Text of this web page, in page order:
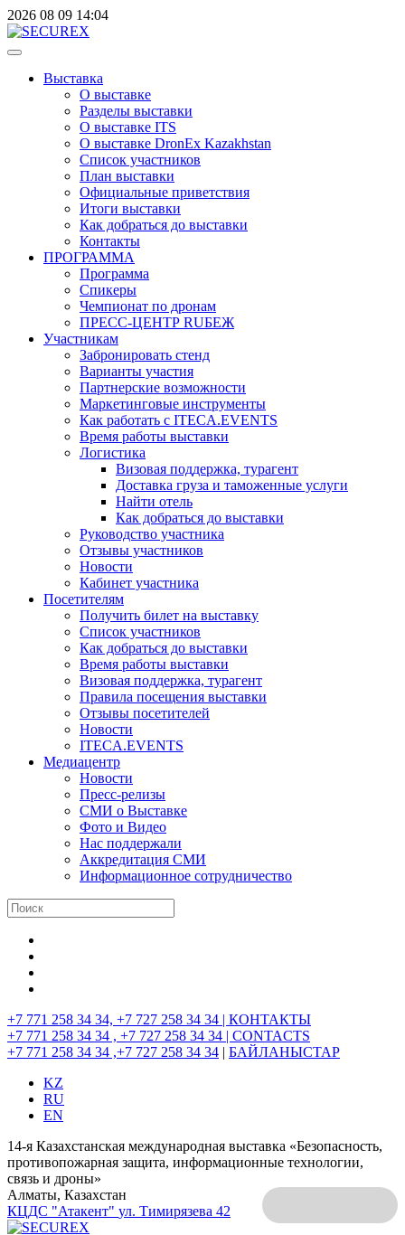
2026 08 09 14:04
Выставка
О выставке
Разделы выставки
О выставке ITS
О выставке DronEx Kazakhstan
Список участников
План выставки
Официальные приветствия
Итоги выставки
Как добраться до выставки
Контакты
ПРОГРАММА
Программа
Спикеры
Чемпионат по дронам
ПРЕСС-ЦЕНТР RUБЕЖ
Участникам
Забронировать стенд
Варианты участия
Партнерские возможности
Маркетинговые инструменты
Как работать с ITECA.EVENTS
Время работы выставки
Логистика
Визовая поддержка, турагент
Доставка груза и таможенные услуги
Найти отель
Как добраться до выставки
Руководство участника
Отзывы участников
Новости
Кабинет участника
Посетителям
Получить билет на выставку
Список участников
Как добраться до выставки
Время работы выставки
Визовая поддержка, турагент
Правила посещения выставки
Отзывы посетителей
Новости
ITECA.EVENTS
Медиацентр
Новости
Пресс-релизы
СМИ о Выставке
Фото и Видео
Нас поддержали
Аккредитация СМИ
Информационное сотрудничество
+7 771 258 34 34, +7 727 258 34 34 | КОНТАКТЫ
+7 771 258 34 34 , +7 727 258 34 34 | CONTACTS
+7 771 258 34 34 ,+7 727 258 34 34 | БАЙЛАНЫСТАР
KZ
RU
EN
14-я Казахстанская международная выставка «Безопасность,
противопожарная защита, информационные технологии,
связь и дроны»
Алматы, Казахстан
КЦДС "Атакент" ул. Тимирязева 42